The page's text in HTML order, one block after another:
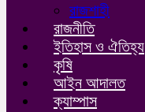
রাজশাহী
রাজনীতি
ইতিহাস ও ঐতিহ্য
কৃষি
আইন আদালত
ক্যাম্পাস